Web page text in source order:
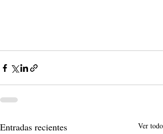
Entradas recientes Ver todo